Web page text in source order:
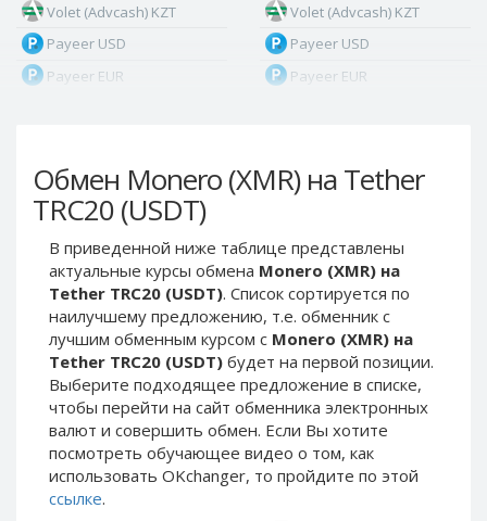
Обмен Monero (XMR) на Tether
TRC20 (USDT)
В приведенной ниже таблице представлены
актуальные курсы обмена Monero (XMR) на
Tether TRC20 (USDT). Список сортируется по
наилучшему предложению, т.е. обменник с
лучшим обменным курсом с Monero (XMR) на
Tether TRC20 (USDT) будет на первой позиции.
Выберите подходящее предложение в списке,
чтобы перейти на сайт обменника электронных
валют и совершить обмен. Если Вы хотите
посмотреть обучающее видео о том, как
использовать OKchanger, то пройдите по этой
ссылке.
Volet (Advcash) KZT
Payeer USD
Payeer EUR
Payeer Tether ERC20
(USDT)
Payeer UAH
ЮMoney RUB
ЮMoney KZT
PayPal USD
PayPal EUR
PayPal GBP
PayPal CAD
PayPal AUD
PayPal RUB
PayPal CZK
Volet (Advcash) KZT
Payeer USD
Payeer EUR
Payeer Tether ERC20
(USDT)
ЮMoney RUB
ЮMoney KZT
PayPal USD
PayPal EUR
PayPal GBP
PayPal CAD
PayPal AUD
PayPal RUB